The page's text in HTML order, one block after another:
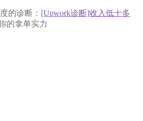
的诊断： [Upwork诊断]收入低十多
的拿单实力